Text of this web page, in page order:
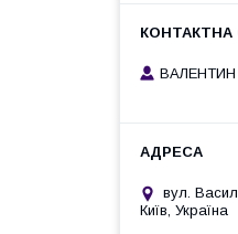
ВАЛЕНТИН
вул.
Київ, Україна